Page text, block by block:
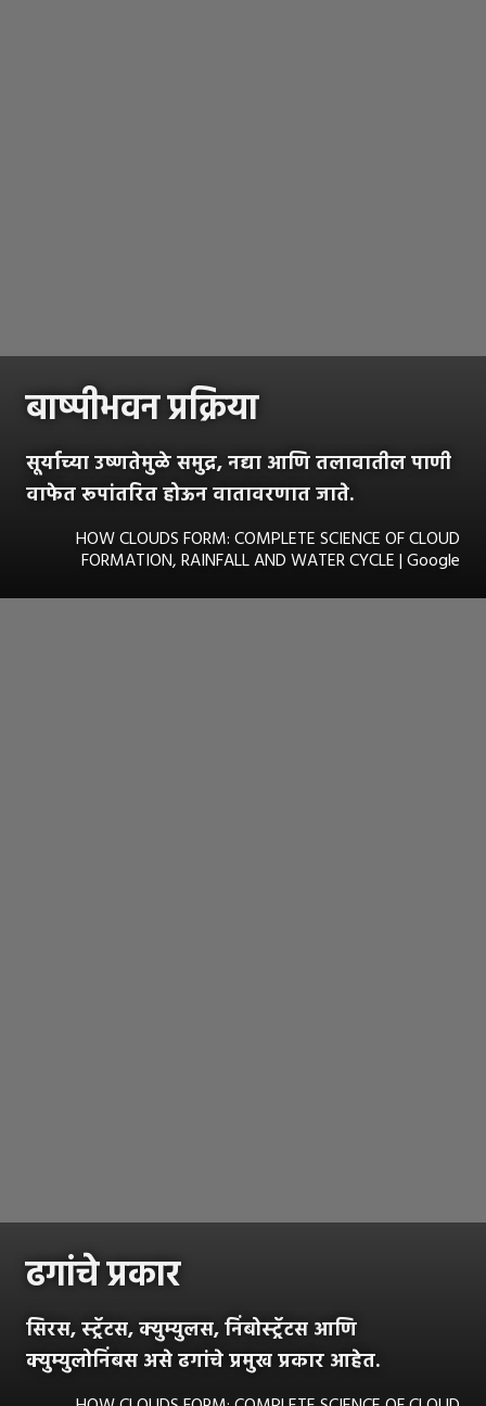
बाष्पीभवन प्रक्रिया
सूर्याच्या उष्णतेमुळे समुद्र, नद्या आणि तलावातील पाणी
वाफेत रूपांतरित होऊन वातावरणात जाते.
HOW CLOUDS FORM: COMPLETE SCIENCE OF CLOUD
FORMATION, RAINFALL AND WATER CYCLE | Google
ढगांचे प्रकार
सिरस, स्ट्रॅटस, क्युम्युलस, निंबोस्ट्रॅटस आणि
क्युम्युलोनिंबस असे ढगांचे प्रमुख प्रकार आहेत.